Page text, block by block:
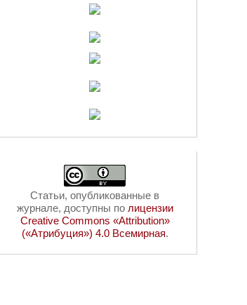
Статьи, опубликованные в
журнале, доступны по лицензии
Creative Commons «Attribution»
(«Атрибуция») 4.0 Всемирная.